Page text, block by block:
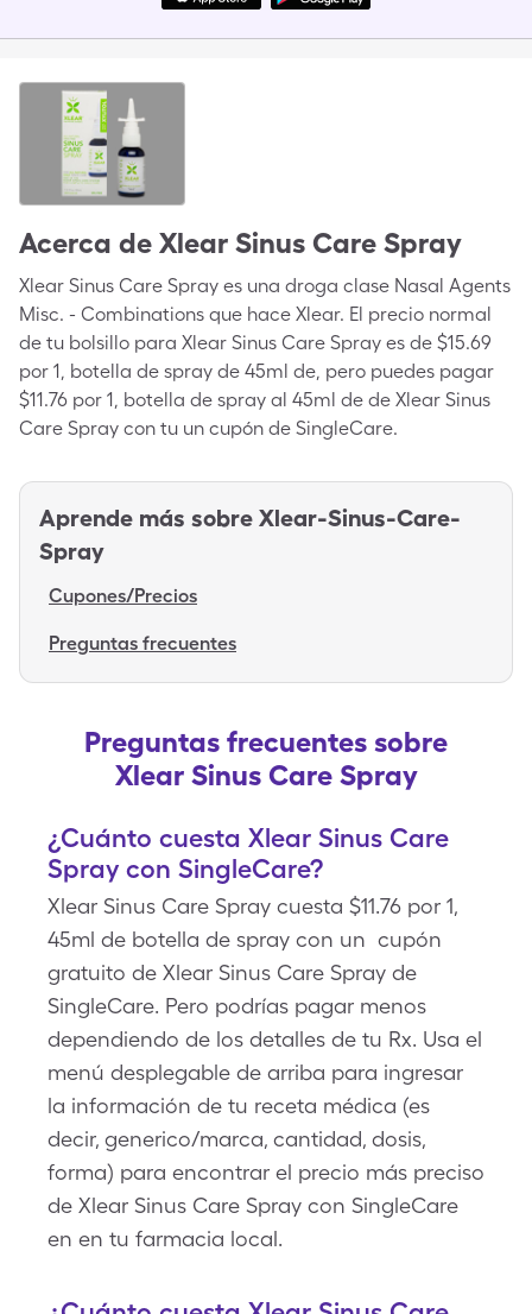
Acerca de Xlear Sinus Care Spray
Xlear Sinus Care Spray es una droga clase Nasal Agents
Misc. - Combinations que hace Xlear. El precio normal
de tu bolsillo para Xlear Sinus Care Spray es de $15.69
por 1, botella de spray de 45ml de, pero puedes pagar
$11.76 por 1, botella de spray al 45ml de de Xlear Sinus
Care Spray con tu un cupón de SingleCare.
Aprende más sobre Xlear-Sinus-Care-
Spray
Cupones/Precios
Preguntas frecuentes
Preguntas frecuentes sobre
Xlear Sinus Care Spray
¿Cuánto cuesta Xlear Sinus Care
Spray con SingleCare?
Xlear Sinus Care Spray cuesta $11.76 por 1,
45ml de botella de spray con un cupón
gratuito de Xlear Sinus Care Spray de
SingleCare. Pero podrías pagar menos
dependiendo de los detalles de tu Rx. Usa el
menú desplegable de arriba para ingresar
la información de tu receta médica (es
decir, generico/marca, cantidad, dosis,
forma) para encontrar el precio más preciso
de Xlear Sinus Care Spray con SingleCare
en en tu farmacia local.